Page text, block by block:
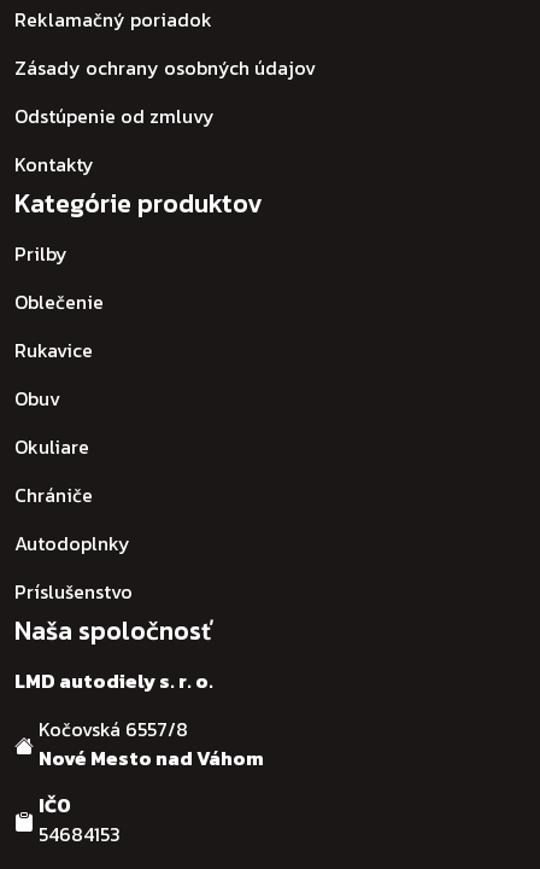
Reklamačný poriadok
Zásady ochrany osobných údajov
Odstúpenie od zmluvy
Kontakty
Kategórie produktov
Prilby
Oblečenie
Rukavice
Obuv
Okuliare
Chrániče
Autodoplnky
Príslušenstvo
Naša spoločnosť
LMD autodiely s. r. o.
Kočovská 6557/8
Nové Mesto nad Váhom
IČO
54684153